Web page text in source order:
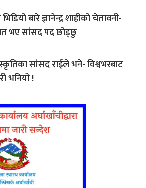
बारे ज्ञानेन्द्र शाहीको चेतावनी-
भए सांसद पद छोड्छु
सांसद राईले भने- विश्वभरबाट
भनियो !